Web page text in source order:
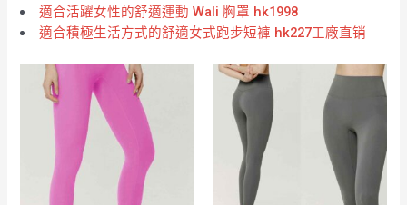
適合活躍女性的舒適運動 Wali 胸罩 hk1998
適合積極生活方式的舒適女式跑步短褲 hk227工廠直销